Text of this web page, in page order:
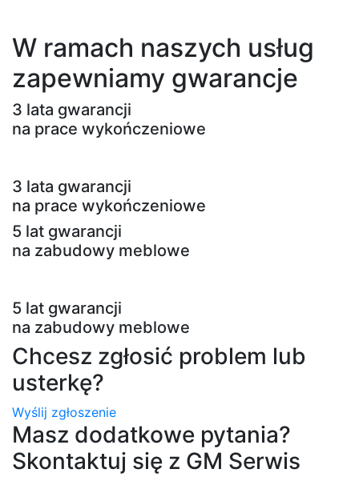
W ramach naszych usług
zapewniamy gwarancje
3 lata gwarancji
na prace wykończeniowe
3 lata gwarancji
na prace wykończeniowe
5 lat gwarancji
na zabudowy meblowe
5 lat gwarancji
na zabudowy meblowe
Chcesz zgłosić problem lub
usterkę?
Wyślij zgłoszenie
Masz dodatkowe pytania?
Skontaktuj się z GM Serwis